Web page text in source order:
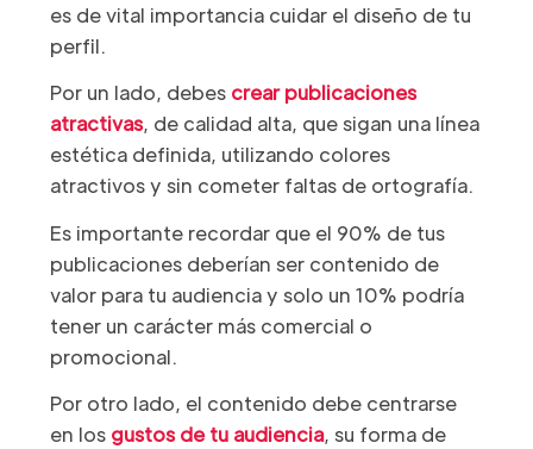
es de vital importancia cuidar el diseño de tu
perfil.
Por un lado, debes crear publicaciones
atractivas, de calidad alta, que sigan una línea
estética definida, utilizando colores
atractivos y sin cometer faltas de ortografía.
Es importante recordar que el 90% de tus
publicaciones deberían ser contenido de
valor para tu audiencia y solo un 10% podría
tener un carácter más comercial o
promocional.
Por otro lado, el contenido debe centrarse
en los gustos de tu audiencia, su forma de